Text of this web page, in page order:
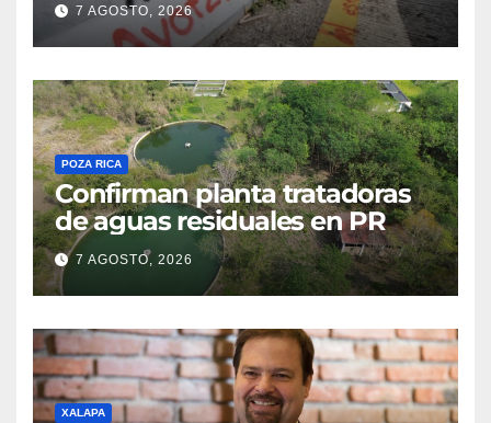
7 AGOSTO, 2026
POZA RICA
Confirman planta tratadoras
de aguas residuales en PR
7 AGOSTO, 2026
XALAPA